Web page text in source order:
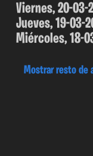
Viernes, 20-03-
Jueves, 19-03-
Miércoles, 18-
Mostrar resto de